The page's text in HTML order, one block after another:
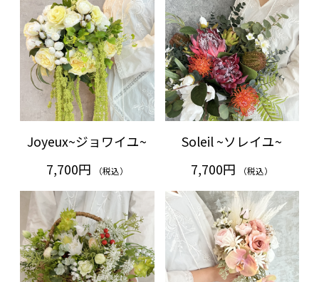
Joyeux~ジョワイユ~
7,700円
（税込）
Soleil ~ソレイユ~
7,700円
（税込）